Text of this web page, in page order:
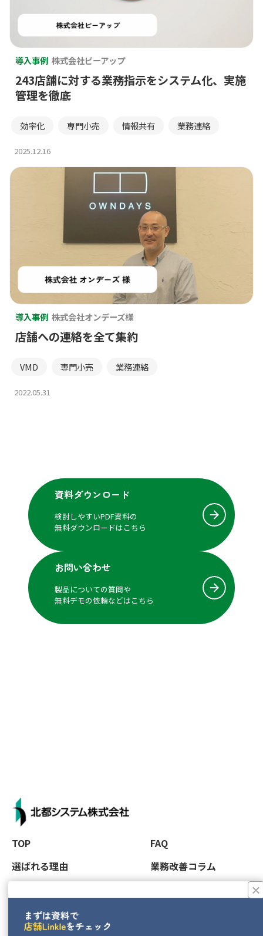
補助金 製品情報 部門別
導入事例 株式会社ピーアップ
243店舗に対する業務指示をシステム化、実施
管理を徹底
効率化 専門小売 情報共有 業務連絡
2025.12.16
導入事例 株式会社オンデーズ様
店舗への連絡を全て集約
VMD 専門小売 業務連絡
2022.05.31
資料ダウンロード
検討しやすいPDF資料の
無料ダウンロードはこちら
お問い合わせ
製品についての質問や
無料デモの依頼などはこちら
TOP
選ばれる理由
導入事例
FAQ
業務改善コラム
×